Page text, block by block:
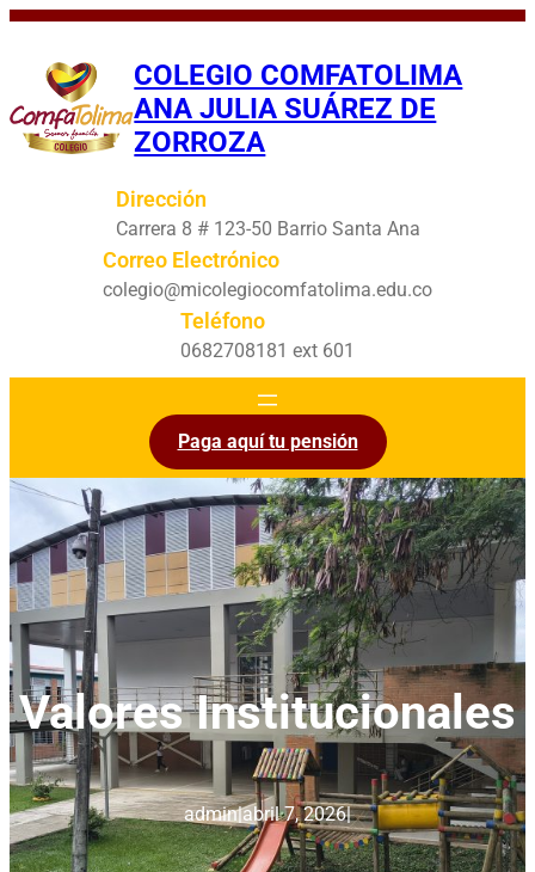
Saltar
contenido
COLEGIO COMFATOLIMA
ANA JULIA SUÁREZ DE
ZORROZA
Dirección
Carrera 8 # 123-50 Barrio Santa Ana
Correo Electrónico
colegio@micolegiocomfatolima.edu.co
Teléfono
0682708181 ext 601
Paga aquí tu pensión
Valores Institucionales
admin|abril 7, 2026|